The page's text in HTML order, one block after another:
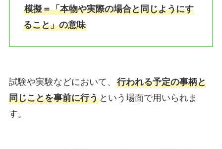
模擬＝「本物や実際の場合と同じようにす
ること」の意味
試験や実験などにおいて、 行われる予定の事柄と
同じことを事前に行うという場面で用いられま
す。